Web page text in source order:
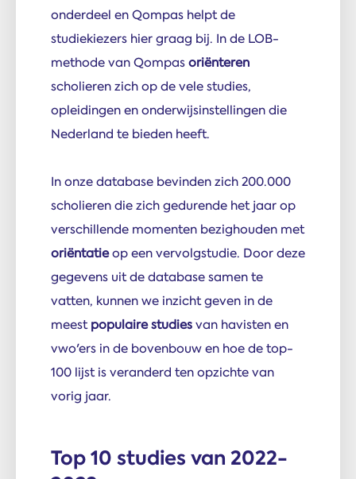
onderdeel en Qompas helpt de
studiekiezers hier graag bij. In de LOB-
methode van Qompasoriënteren
scholieren zich op de vele studies,
opleidingen en onderwijsinstellingen die
Nederland te bieden heeft.
In onze database bevinden zich 200.000
scholieren die zich gedurende het jaar op
verschillende momenten bezighouden met
oriëntatieop een vervolgstudie. Door deze
gegevens uit de database samen te
vatten, kunnen we inzicht geven in de
meestpopulaire studiesvan havisten en
vwo'ers in de bovenbouw en hoe de top-
100 lijst is veranderd ten opzichte van
vorig jaar.
Top 10 studies van 2022-